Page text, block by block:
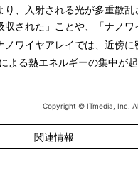
り、入射される光が多重散乱
収された」ことや、「ナノワ
ノワイヤアレイでは、近傍に
よる熱エネルギーの集中が
Copyright © ITmedia, Inc.
関連情報